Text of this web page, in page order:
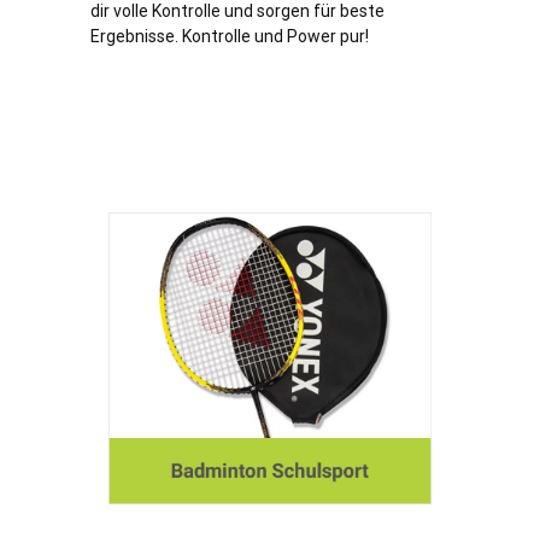
dir volle Kontrolle und sorgen für beste
Ergebnisse. Kontrolle und Power pur!